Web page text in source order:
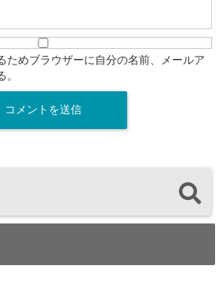
ためブラウザーに自分の名前、メールア